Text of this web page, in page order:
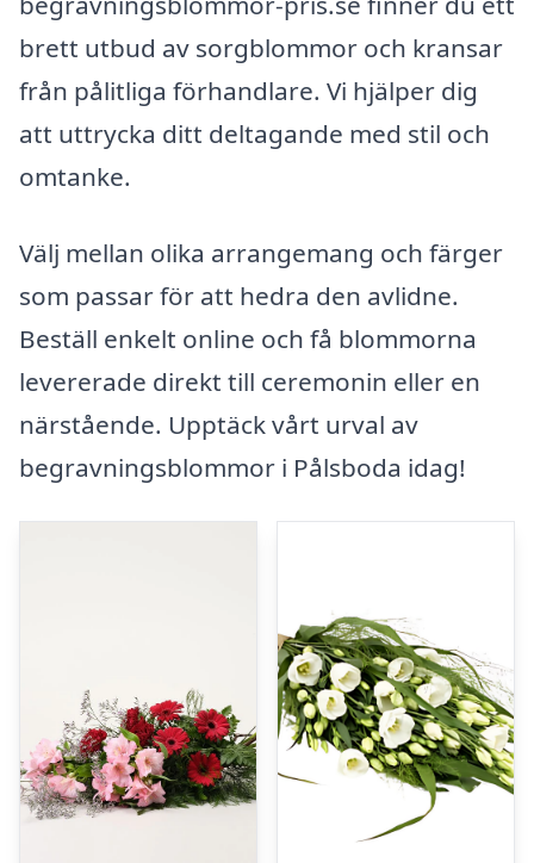
brett utbud av sorgblommor och kransar
från pålitliga förhandlare. Vi hjälper dig
att uttrycka ditt deltagande med stil och
omtanke.
Välj mellan olika arrangemang och färger
som passar för att hedra den avlidne.
Beställ enkelt online och få blommorna
levererade direkt till ceremonin eller en
närstående. Upptäck vårt urval av
begravningsblommor i Pålsboda idag!